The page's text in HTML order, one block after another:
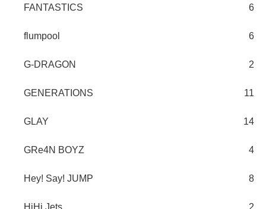
FANTASTICS 6
flumpool 6
G-DRAGON 2
GENERATIONS 11
GLAY 14
GRe4N BOYZ 4
Hey! Say! JUMP 8
HiHi Jets 2